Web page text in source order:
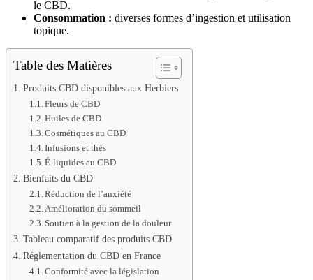
le CBD.
Consommation : diverses formes d’ingestion et utilisation
topique.
Table des Matières
Produits CBD disponibles aux Herbiers
Fleurs de CBD
Huiles de CBD
Cosmétiques au CBD
Infusions et thés
É-liquides au CBD
Bienfaits du CBD
Réduction de l’anxiété
Amélioration du sommeil
Soutien à la gestion de la douleur
Tableau comparatif des produits CBD
Réglementation du CBD en France
Conformité avec la législation